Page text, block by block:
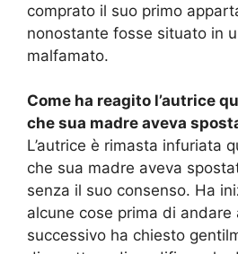
comprato il suo primo
nonostante fosse situato in
malfamato.
Come ha reagito l’autrice
che sua madre aveva
L’autrice è rimasta infuriata
che sua madre aveva
senza il suo consenso. Ha
alcune cose prima di
successivo ha chiesto